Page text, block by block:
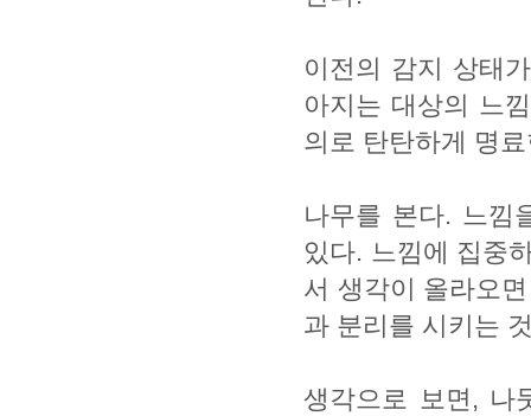
이전의 감지 상태
아지는 대상의 느
의로 탄탄하게 명
나무를 본다. 느낌
있다. 느낌에 집중
서 생각이 올라오
과 분리를 시키는
생각으로 보면, 나